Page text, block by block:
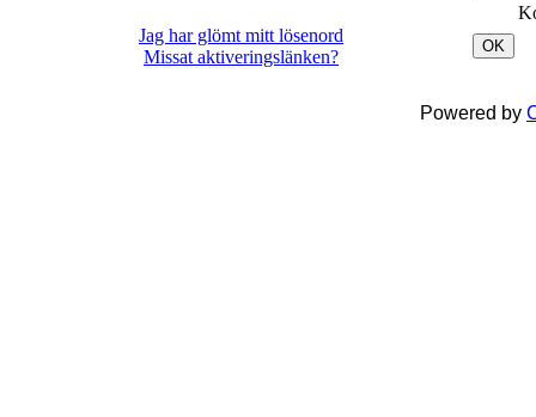
Jag har glömt mitt lösenord
Missat aktiveringslänken?
OK
Powered by